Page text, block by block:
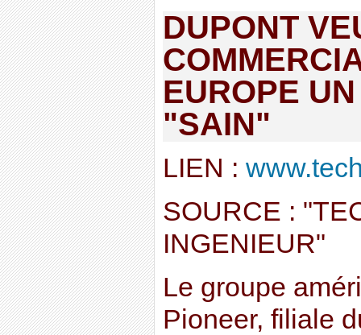
DUPONT
EUROPE
"SAIN"
LIEN :
SOURCE :
INGENIEUR"
Le groupe
Pioneer, filiale